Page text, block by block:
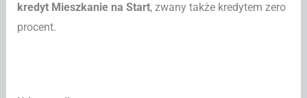
kredyt Mieszkanie na Start, zwany także kredytem zero
procent.